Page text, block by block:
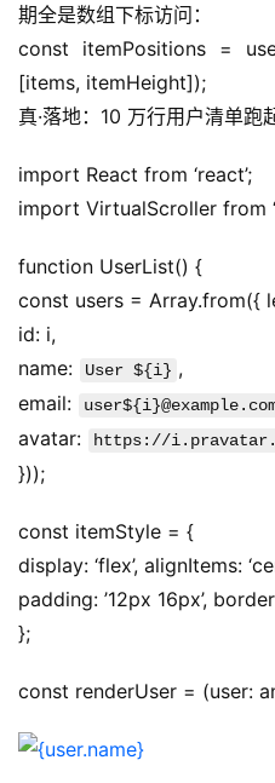
提
示
词
源
码
常
用
接
期全是数组下标访问：
const itemPositions =
[items, itemHeight]);
真·落地：10 万行用户清单跑
import React from ‘react’;
import VirtualScroller from
function UserList() {
const users = Array.from({
id: i,
name:
User ${i} ,
email:
avatar:
https://
}));
const itemStyle = {
display: ‘flex’, alignItems:
padding: ’12px 16px’,
};
const renderUser = (user: